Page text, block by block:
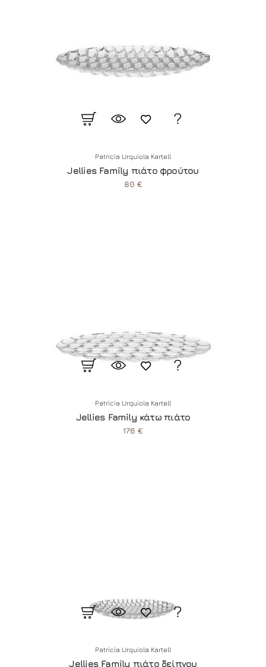
Patricia Urquiola Kartell
Jellies Family πιάτο φρούτου
80 €
Patricia Urquiola Kartell
Jellies Family κάτω πιάτο
176 €
Patricia Urquiola Kartell
Jellies Family πιάτο δείπνου